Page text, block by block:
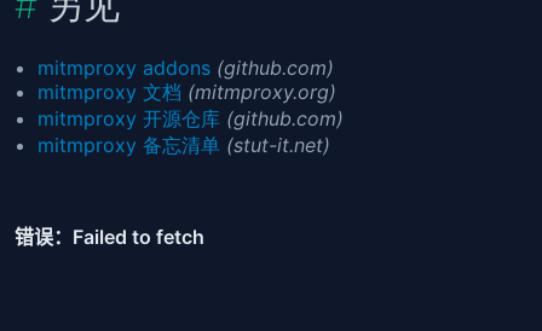
mitmproxy addons (github.com)
mitmproxy 文档 (mitmproxy.org)
mitmproxy 开源仓库 (github.com)
mitmproxy 备忘清单 (stut-it.net)